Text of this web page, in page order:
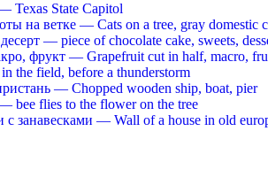
Texas State Capitol
на ветке — Cats on a tree, gray domestic
— piece of chocolate cake, sweets,
фрукт — Grapefruit cut in half, macro,
the field, before a thunderstorm
— Chopped wooden ship, boat, pier
bee flies to the flower on the tree
с занавесками — Wall of a house in old